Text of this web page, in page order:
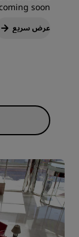
soon!
عرض سريع